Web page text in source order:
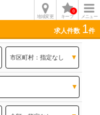
メニュー
キープ
0
地域変更
求人件数 1件